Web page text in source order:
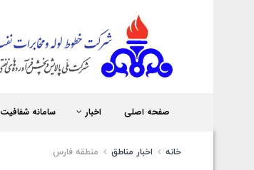
صفحه اصلی اخبار سامانه شفافیت
خانه اخبار مناطق منطقه فارس